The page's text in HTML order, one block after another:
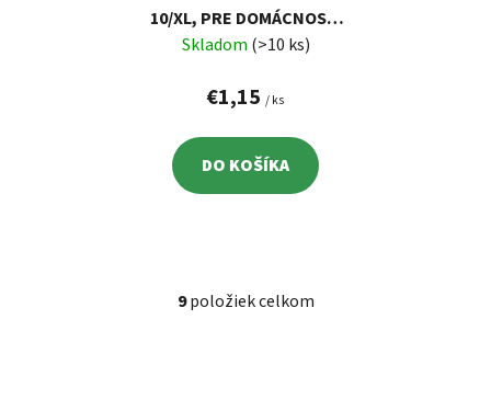
10/XL, PRE DOMÁCNOSŤ,
LATEX
Skladom (>10 ks)
€1,15 / ks
DO KOŠÍKA
O
9položiek celkom